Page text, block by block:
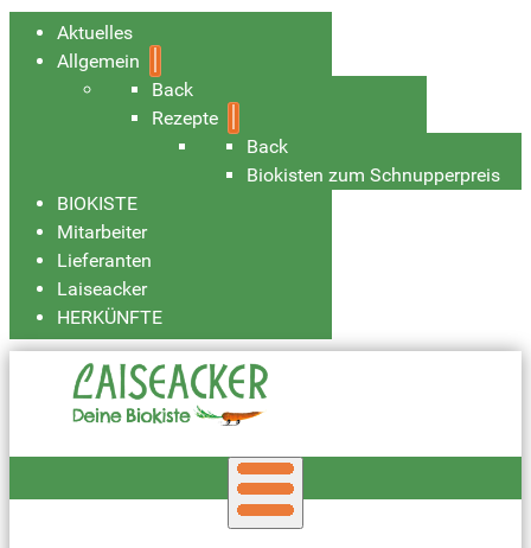
Aktuelles
Allgemein
Back
Rezepte
Back
Biokisten zum Schnupperpreis
BIOKISTE
Mitarbeiter
Lieferanten
Laiseacker
HERKÜNFTE